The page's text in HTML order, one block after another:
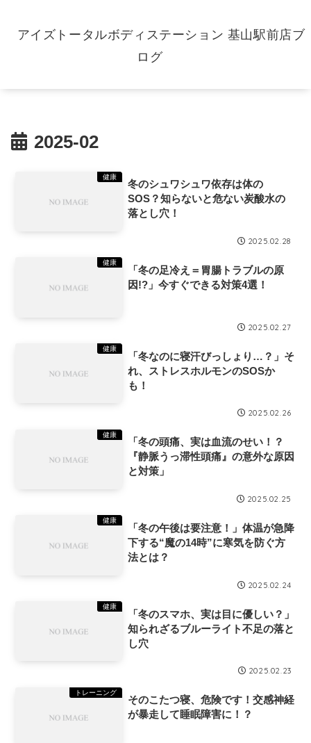
アイズトータルボディステーション 基山駅前店ブ
ログ
2025-02
健康
冬のシュワシュワ依存は体の
SOS？知らないと危ない炭酸水の
落とし穴！
2025.02.28
健康
「冬の足冷え＝胃腸トラブルの原
因!?」今すぐできる対策4選！
2025.02.27
健康
「冬なのに寝汗びっしょり…？」そ
れ、ストレスホルモンのSOSか
も！
2025.02.26
健康
「冬の頭痛、実は血流のせい！？
『静脈うっ滞性頭痛』の意外な原因
と対策」
2025.02.25
健康
「冬の午後は要注意！」体温が急降
下する“魔の14時”に寒気を防ぐ方
法とは？
2025.02.24
健康
「冬のスマホ、実は目に優しい？」
知られざるブルーライト不足の落と
し穴
2025.02.23
トレーニング
そのこたつ寝、危険です！交感神経
が暴走して睡眠障害に！？